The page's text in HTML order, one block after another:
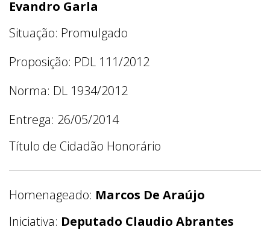
Evandro Garla
Situação: Promulgado
Proposição: PDL 111/2012
Norma: DL 1934/2012
Entrega: 26/05/2014
Título de Cidadão Honorário
Homenageado: Marcos De Araújo
Iniciativa: Deputado Claudio Abrantes